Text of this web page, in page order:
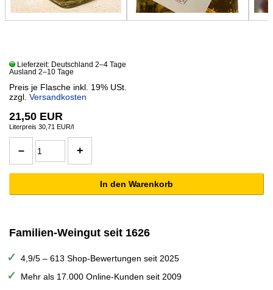
Lieferzeit: Deutschland 2–4 Tage
Ausland 2–10 Tage
Preis je Flasche inkl. 19% USt.
zzgl.Versandkosten
21,50 EUR
Literpreis 30,71 EUR/l
Familien-Weingut seit 1626
4,9/5 – 613 Shop-Bewertungen seit 2025
Mehr als 17.000 Online-Kunden seit 2009